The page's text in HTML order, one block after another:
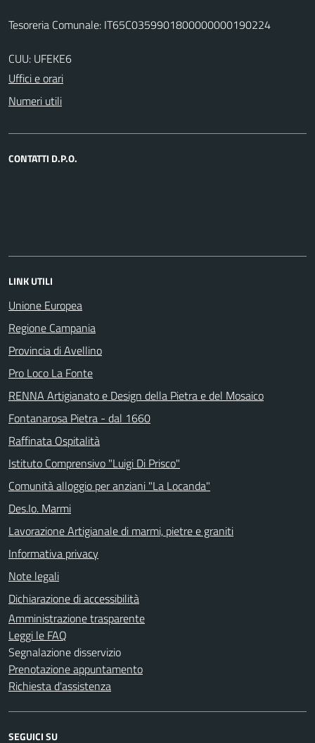
Tesoreria Comunale: IT65C0359901800000000190224
CUU: UFEKE6
Uffici e orari
Numeri utili
CONTATTI D.P.O.
LINK UTILI
Unione Europea
Regione Campania
Provincia di Avellino
Pro Loco La Fonte
RENNA Artigianato e Design della Pietra e del Mosaico
Fontanarosa Pietra - dal 1660
Raffinata Ospitalità
Istituto Comprensivo "Luigi Di Prisco"
Comunità alloggio per anziani "La Locanda"
Des.Io. Marmi
Lavorazione Artigianale di marmi, pietre e graniti
Informativa privacy
Note legali
Dichiarazione di accessibilità
Amministrazione trasparente
Leggi le FAQ
Segnalazione disservizio
Prenotazione appuntamento
Richiesta d'assistenza
SEGUICI SU